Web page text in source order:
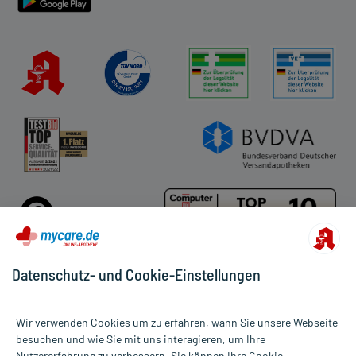
Bewertungen mit durchschnittlich 4,8 von 5 Sternen abgegeben.
Datenschutz- und Cookie-Einstellungen
Wir verwenden Cookies um zu erfahren, wann Sie unsere Webseite
besuchen und wie Sie mit uns interagieren, um Ihre